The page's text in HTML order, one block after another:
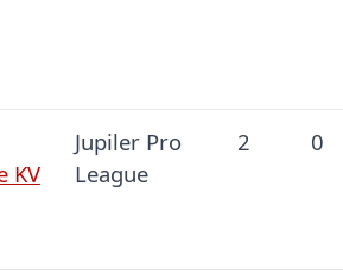
KV
Jupiler Pro
League
2 0